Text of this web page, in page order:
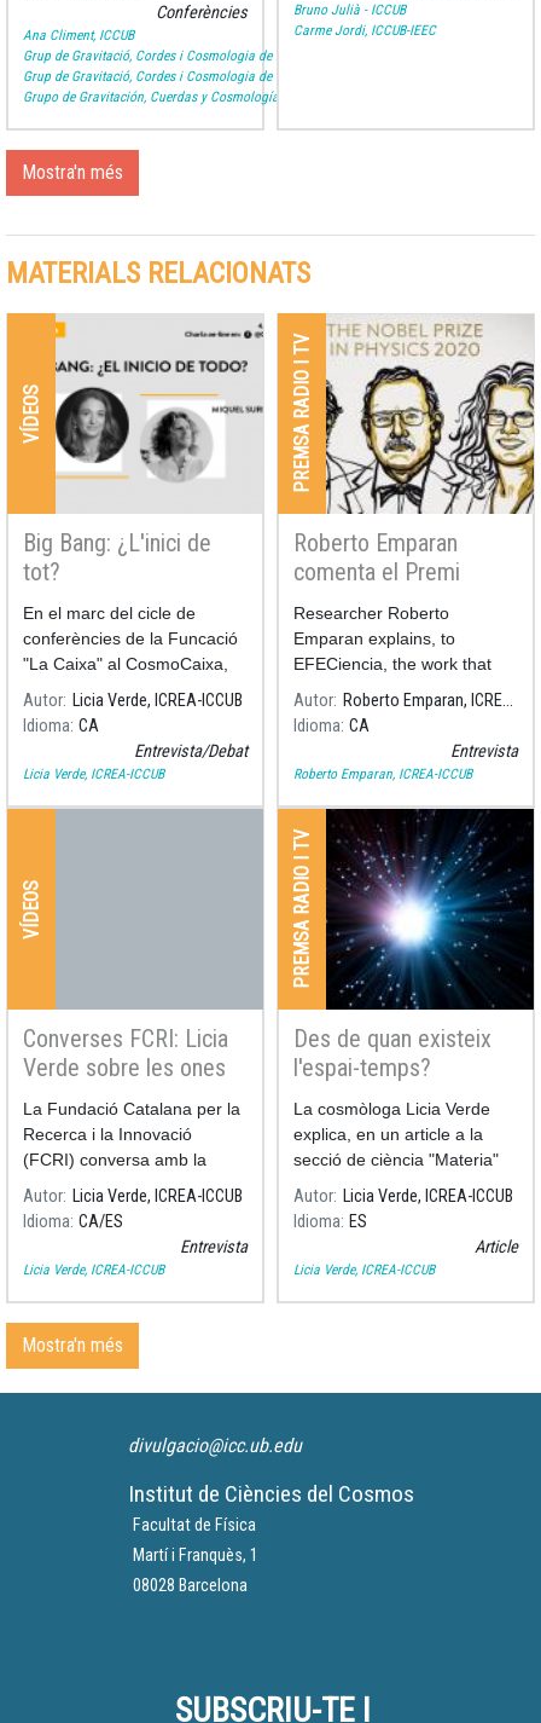
Conferències
Ana Climent, ICCUB
Grup de Gravitació, Cordes i Cosmologia de la UB
Grup de Gravitació, Cordes i Cosmologia de la UB
Grupo de Gravitación, Cuerdas y Cosmología de la UB
Bruno Julià - ICCUB
Carme Jordi, ICCUB-IEEC
Mostra'n més
MATERIALS RELACIONATS
VÍDEOS
Big Bang: ¿L'inici de
tot?
En el marc del cicle de
conferències de la Funcació
"La Caixa" al CosmoCaixa,
#LiveTalks, es
desenvoluparà una conversa
entre el físic Miquel Sureda i
la nostra investigadora Licia
Autor Licia Verde, ICREA-ICCUB
Idioma CA
Entrevista/Debat
Licia Verde, ICREA-ICCUB
PREMSA RADIO I TV
Roberto Emparan
comenta el Premi
Nobel de Física 2020
Researcher Roberto
Emparan explains, to
EFECiencia, the work that
has led to the 2020 Nobel
Prize in Physics.
Autor
Roberto Emparan, ICREA-ICCUB
Idioma CA
Entrevista
Roberto Emparan, ICREA-ICCUB
VÍDEOS
Converses FCRI: Licia
Verde sobre les ones
gravitacionals
La Fundació Catalana per la
Recerca i la Innovació
(FCRI) conversa amb la
nostra cosmòloga Licia
Verde sobre la font d'ones
gravitacionals més potent
mai descoberta.
Autor Licia Verde, ICREA-ICCUB
Idioma CA ES
Entrevista
Licia Verde, ICREA-ICCUB
PREMSA RADIO I TV
Des de quan existeix
l'espai-temps?
La cosmòloga Licia Verde
explica, en un article a la
secció de ciència "Materia"
del diari El País, què és i des
de quan existeix l'espai-
Autor Licia Verde, ICREA-ICCUB
Idioma ES
Article
Licia Verde, ICREA-ICCUB
Mostra'n més
divulgacio@icc.ub.edu
Institut de Ciències del Cosmos
Facultat de Física
Martí i Franquès, 1
08028 Barcelona
SUBSCRIU-TE I